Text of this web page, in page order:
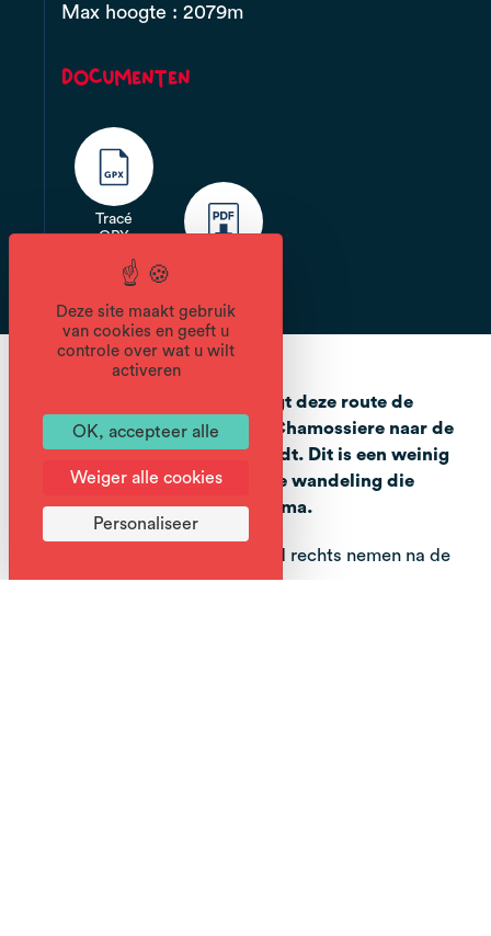
Max hoogte : 2079m
Documenten
Tracé
GPX
Vanaf de col de Joux Plane volgt deze route de
bergkam die van de pointe de Chamossiere naar de
top van de pointe d'Angolon leidt. Dit is een weinig
bezochte maar zeer interessante wandeling die
uitkomt op een prachtig panorama.
Vanaf de Joux-Plane pas, het pad rechts nemen na de
Nordic welcome chalet.
Deze site maakt gebruik
van cookies en geeft u
controle over wat u wilt
activeren
OK, accepteer alle
Weiger alle cookies
Personaliseer